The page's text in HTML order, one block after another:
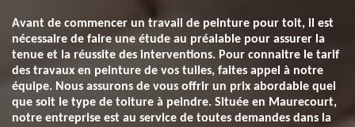
Avant de commencer un travail de peinture pour toit, il est
nécessaire de faire une étude au préalable pour assurer la
tenue et la réussite des interventions. Pour connaitre le tarif
des travaux en peinture de vos tuiles, faites appel à notre
équipe. Nous assurons de vous offrir un prix abordable quel
que soit le type de toiture à peindre. Située en Maurecourt,
notre entreprise est au service de toutes demandes dans la